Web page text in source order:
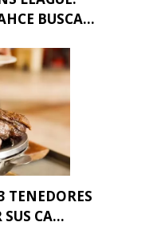
BUSCA...
TENEDORES
CA...